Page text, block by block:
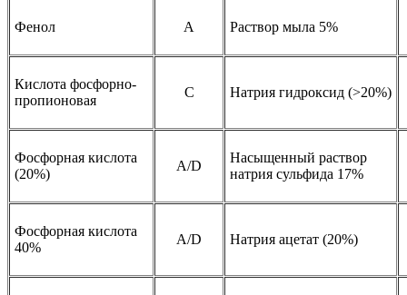
Фенол A Раствор мыла 5%
Кислота фосфорно-
пропионовая
C Натрия гидроксид (>20%)
Фосфорная кислота
(20%)
A/D
Насыщенный раствор
натрия сульфида 17%
Фосфорная кислота
40%
A/D Натрия ацетат (20%)